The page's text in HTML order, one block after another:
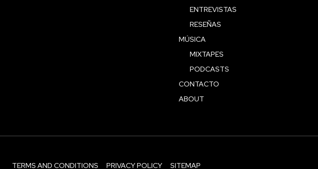
ENTREVISTAS
RESEÑAS
MÚSICA
MIXTAPES
PODCASTS
CONTACTO
ABOUT
TERMS AND CONDITIONS PRIVACY POLICY SITEMAP